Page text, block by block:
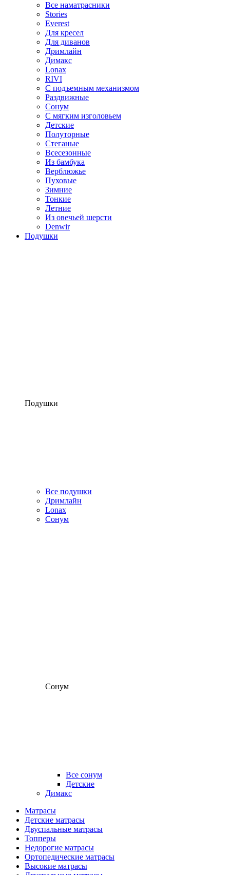
Все наматрасники
Stories
Everest
Для кресел
Для диванов
Дримлайн
Димакс
Lonax
RIVI
С подъемным механизмом
Раздвижные
Сонум
С мягким изголовьем
Детские
Полуторные
Стеганые
Всесезонные
Из бамбука
Верблюжье
Пуховые
Зимние
Тонкие
Летние
Из овечьей шерсти
Denwir
Подушки
Подушки
Все подушки
Дримлайн
Lonax
Сонум
Сонум
Все сонум
Детские
Димакс
Матрасы
Детские матрасы
Двуспальные матрасы
Топперы
Недорогие матрасы
Ортопедические матрасы
Высокие матрасы